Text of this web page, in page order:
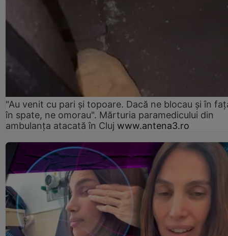
"Au venit cu pari și topoare. Dacă ne blocau şi în
în spate, ne omorau". Mărturia paramedicului din
ambulanţa atacată în Cluj www.antena3.ro